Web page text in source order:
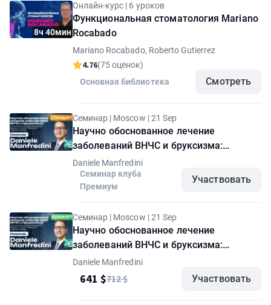
8ч 40мин
Онлайн-курс | 6 уроков
Функциональная стоматология Mariano
Rocabado
Mariano Rocabado, Roberto Gutierrez
4.76(75 оценок)
Основная библиотека
Смотреть
Семинар | Moscow | 21 Sep
Научно обоснованное лечение
заболеваний ВНЧС и бруксизма:
когнитивно-поведенческая терапия,
сплинт-терапия и артроцентез. Семинар
Daniele Manfredini. Пакет "Стандарт"
Daniele Manfredini
Семинар клуба
Премиум
Участвовать
Семинар | Moscow | 21 Sep
Научно обоснованное лечение
заболеваний ВНЧС и бруксизма:
когнитивно-поведенческая терапия,
сплинт-терапия и артроцентез. Семинар
Daniele Manfredini
641 $712 $ Участвовать